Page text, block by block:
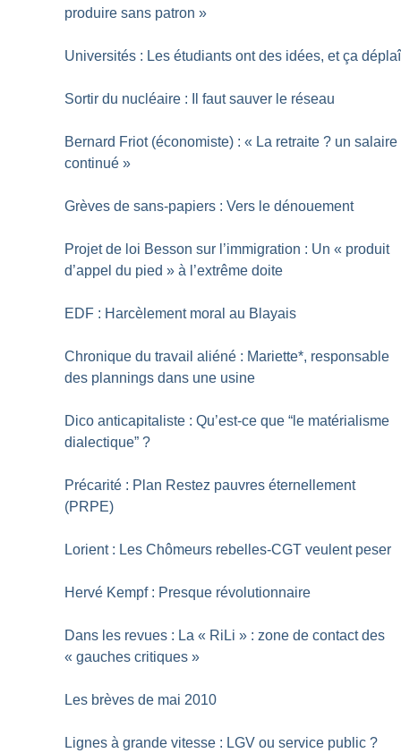
produire sans patron »
Universités : Les étudiants ont des idées, et ça
Sortir du nucléaire : Il faut sauver le réseau
Bernard Friot (économiste) : « La retraite ? un salaire
continué »
Grèves de sans-papiers : Vers le dénouement
Projet de loi Besson sur l’immigration : Un « produit
d’appel du pied » à l’extrême doite
EDF : Harcèlement moral au Blayais
Chronique du travail aliéné : Mariette*, responsable
des plannings dans une usine
Dico anticapitaliste : Qu’est-ce que “le matérialisme
dialectique” ?
Précarité : Plan Restez pauvres éternellement
(PRPE)
Lorient : Les Chômeurs rebelles-CGT veulent peser
Hervé Kempf : Presque révolutionnaire
Dans les revues : La « RiLi » : zone de contact des
« gauches critiques »
Les brèves de mai 2010
Lignes à grande vitesse : LGV ou service public ?